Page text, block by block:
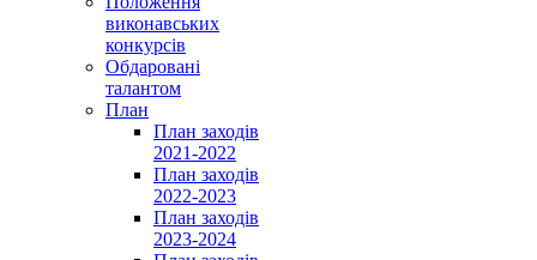
виконавських
конкурсів
Обдаровані
талантом
План
План заходів
2021-2022
План заходів
2022-2023
План заходів
2023-2024